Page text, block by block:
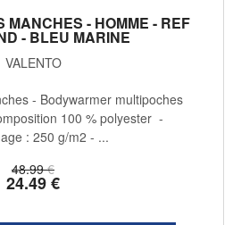
MANCHES - HOMME - REF
- BLEU MARINE
VALENTO
48.99 €
24.49€
- Bodywarmer multipoches
100 % polyester -
: 250 g/m2 - ...